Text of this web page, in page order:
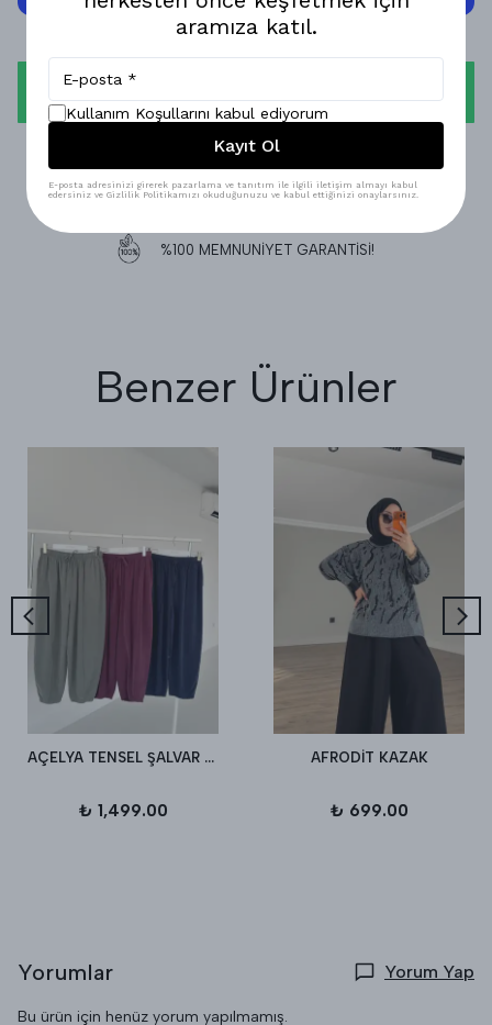
1-3 İŞ GÜNÜNDE KARGODA!
GÜVENLİ ALIŞVERİŞ!
%100 MEMNUNİYET GARANTİSİ!
Benzer Ürünler
AÇELYA TENSEL ŞALVAR PANTALON
₺ 1,499.00
AFRODİT KAZAK
₺ 699.00
Yorumlar Yorum Yap
Bu ürün için henüz yorum yapılmamış.
aramıza katıl.
Kullanım Koşullarını kabul ediyorum
Kayıt Ol
E-posta adresinizi girerek pazarlama ve tanıtım ile ilgili iletişim almayı kabul
edersiniz ve Gizlilik Politikamızı okuduğunuzu ve kabul ettiğinizi onaylarsınız.